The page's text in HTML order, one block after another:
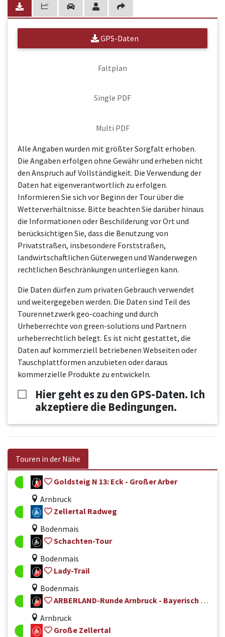
GPS-Daten
Faltplan
Single PDF
Multi PDF
Alle Angaben wurden mit größter Sorgfalt erhoben.
Die Angaben erfolgen ohne Gewähr und erheben nicht
den Anspruch auf Vollständigkeit. Die Verwendung der
Daten hat eigenverantwortlich zu erfolgen.
Informieren Sie sich vor Beginn der Tour über die
Wetterverhältnisse. Bitte beachten Sie darüber hinaus
die Informationen oder Beschilderung vor Ort und
berücksichtigen Sie, dass die Benutzung von
Privatstraßen, insbesondere Forststraßen,
landwirtschaftlichen Güterwegen und Wanderwegen
rechtlichen Beschränkungen unterliegen kann.
Die Daten dürfen zum privaten Gebrauch verwendet
und weitergegeben werden. Die Daten sind Teil des
Tourennetzwerk geo-coaching und durch
Urheberrechte von green-solutions und Partnern
urheberrechtlich belegt. Es ist nicht gestattet, die
Daten auf kommerziell betriebenen Webseiten oder
Tauschplattformen anzubieten oder daraus
kommerzielle Produkte zu entwickeln.
Hier geht es zu den GPS-Daten. Ich
akzeptiere die Bedingungen.
Touren in der Nähe
Goldsteig N 13: Eck - Großer Arber
Arnbruck
Zellertal Radweg
Bodenmais
Schachten-Tour
Bodenmais
Lady-Trail
Bodenmais
ARBERLAND-Runde Arnbruck - Bayerisch Eisenstein Nr. 50
Arnbruck
Große Zellertal